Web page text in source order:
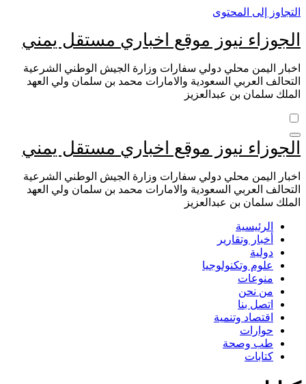
التجاوز إلى المحتوى
الجوزاء نيوز موقع اخباري مستقل يمني
اخبار اليمن محلي دولي سفارات وزارة الجيش الوطني الشرعية
التحالف العربي السعودية والامارات محمد بن سلمان ولي العهد
الملك سلمان بن عبدالعزيز
الجوزاء نيوز موقع اخباري مستقل يمني
اخبار اليمن محلي دولي سفارات وزارة الجيش الوطني الشرعية
التحالف العربي السعودية والامارات محمد بن سلمان ولي العهد
الملك سلمان بن عبدالعزيز
الرئيسية
أخبار وتقارير
دولية
علوم وتكنولوجيا
منوعات
من نحن
اتصل بنا
اقتصاد وتنمية
حوارات
طب وصحة
كتابات